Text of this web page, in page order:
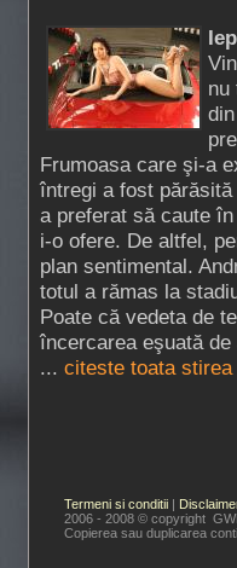
nu
Frumoasa care şi-a
întregi a fost
a preferat să caute
i-o ofere. De altfel,
plan sentimental.
totul a rămas la
Poate că vedeta de
încercarea eşuată de
... citeste toata stirea
Termeni si conditii |
2006 - 2008 © copyright
Copierea sau duplicarea